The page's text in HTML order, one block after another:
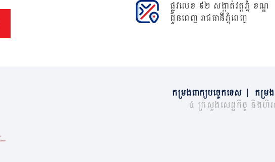
ផ្លូវលេខ ៩២ សង្កាត់វត្តភ្នំ ខណ្ឌ
ដូនពេញ រាជធានីភ្នំពេញ
កម្រងពាក្យបច្ចេកទេស កម្រ
© ក្រសួងសេដ្ឋកិច្ច និងហិរញ្